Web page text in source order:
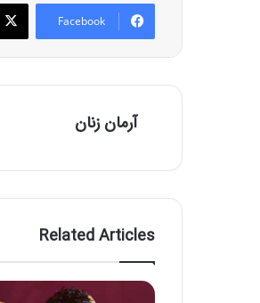
Facebook
آرمان زنان
Related Articles